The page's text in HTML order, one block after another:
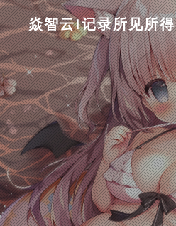
焱智云|记录所见所得